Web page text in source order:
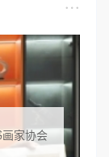
家协会